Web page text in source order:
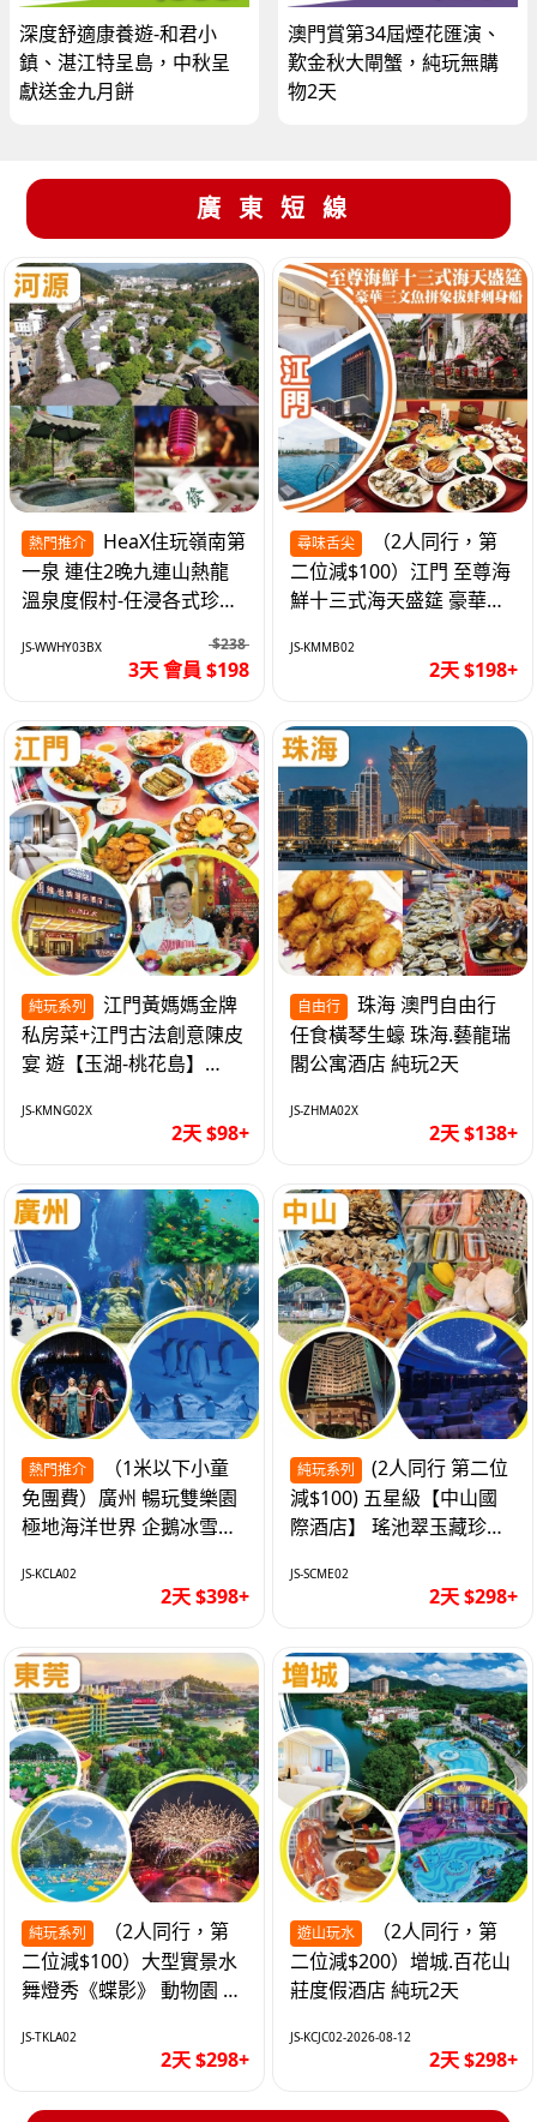
深度舒適康養遊-和君小
鎮、湛江特呈島，中秋呈
獻送金九月餅
澳門賞第34屆煙花匯演、
歎金秋大閘蟹，純玩無購
物2天
廣東短線
熱門推介
一泉 連住2晚九連山熱龍
溫泉度假村-任浸各式珍稀
JS-WWHY03BX $238
3天 會員 $198
尋味舌尖
二位減$100）江門 至尊海
鮮十三式海天盛筵 豪華三
2天
JS-KMMB02
2天 $198+
純玩系列
私房菜+江門古法創意陳皮
宴 遊【玉湖-桃花島】
純玩2天
JS-KMNG02X
2天 $98+
自由行
任食橫琴生蠔 珠海.藝龍瑞
閣公寓酒店 純玩2天
JS-ZHMA02X
2天 $138+
熱門推介
免團費）廣州 暢玩雙樂園
極地海洋世界 企鵝冰雪世
JS-KCLA02
2天 $398+
純玩系列
減$100) 五星級【中山國
際酒店】 瑤池翠玉藏珍盅
JS-SCME02
2天 $298+
純玩系列
二位減$100）大型實景水
舞燈秀《蝶影》 動物園 水
純玩2天
JS-TKLA02
2天 $298+
遊山玩水
二位減$200）增城.百花山
莊度假酒店 純玩2天
JS-KCJC02-2026-08-12
2天 $298+